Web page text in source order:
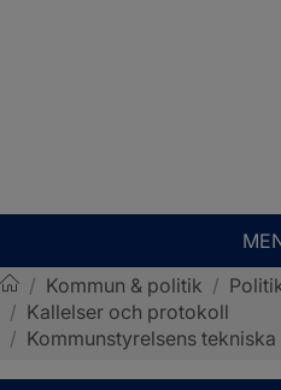
Sotenäs kommun
/ Kommun & politik /
/ Kallelser och protokoll
/ Kommunstyrelsens